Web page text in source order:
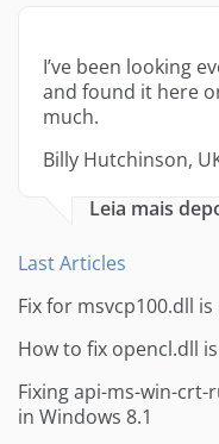
I’ve been looking
and found it here
much.
Billy Hutchinson,
Leia mais
Last Articles
Fix for msvcp100.dll
How to fix opencl.dll
Fixing api-ms-win-
in Windows 8.1